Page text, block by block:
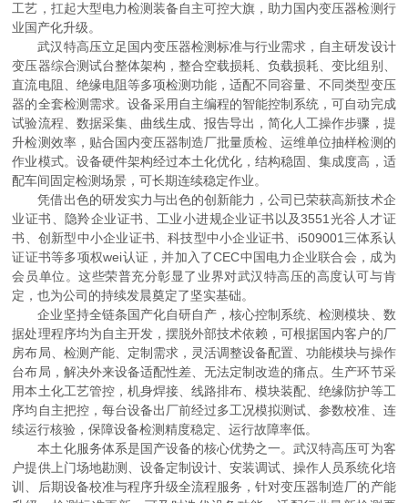
工艺，扛起大型电力检测装备自主可控大旗，助力国内变压器检测行
业国产化升级。
武汉特高压立足国内变压器检测标准与行业需求，自主研发设计
变压器综合测试台整体架构，整合空载损耗、负载损耗、变比组别、
直流电阻、绝缘电阻等多项检测功能，适配不同容量、不同类型变压
器的全套检测需求。设备采用自主编程的智能控制系统，可自动完成
试验流程、数据采集、曲线生成、报告导出，简化人工操作步骤，提
升检测效率，贴合国内变压器制造厂批量质检、运维单位抽样检测的
作业模式。设备硬件架构经过本土化优化，结构稳固、集成度高，适
配车间固定检测场景，可长期连续稳定作业。
凭借出色的研发实力与出色的创新能力，公司已荣获高新技术企
业证书、隐羚企业证书、工业小进规企业证书以及3551光谷人才证
书、创新型中小企业证书、科技型中小企业证书、i509001三体系认
证证书等多项权wei认证，并加入了CEC中国电力企业联合会，成为
会员单位。这些荣普充分彰显了业界对武汉特高压的高度认可与肯
定，也为公司的持续发晨奠定了坚实基础。
企业坚持全链条国产化自研自产，核心控制系统、检测模块、数
据处理程序均为自主开发，摆脱外部技术依赖，可根据国内客户的厂
房布局、检测产能、定制需求，灵活调整设备配置、功能模块与操作
台布局，解决外来设备适配性差、无法定制改造的痛点。生产环节采
用本土化工艺管控，机身焊接、线路排布、模块装配、绝缘防护等工
序均自主把控，每台设备出厂前经过多工况模拟测试、参数校准、连
续运行核验，保障设备检测精度稳定、运行故障率低。
本土化服务体系是国产设备的核心优势之一。武汉特高压可为客
户提供上门场地勘测、设备定制设计、安装调试、操作人员系统化培
训、后期设备校准与程序升级全流程服务，针对变压器制造厂的产能